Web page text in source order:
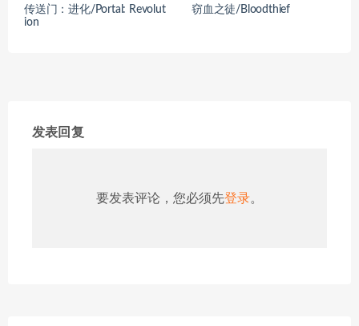
传送门：进化/Portal: Revolut
ion
窃血之徒/Bloodthief
发表回复
要发表评论，您必须先登录。